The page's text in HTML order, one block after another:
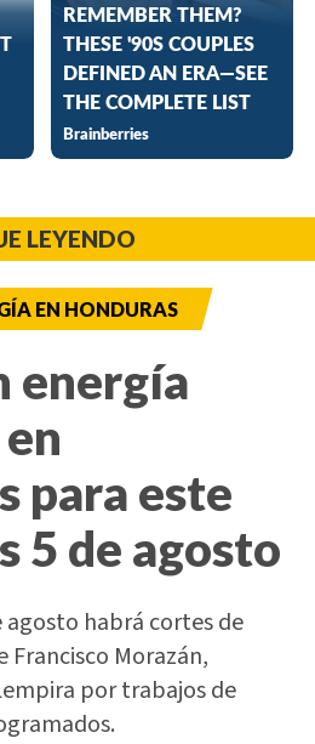
LEYENDO
EN HONDURAS
energía
para este
5 de agosto
agosto habrá cortes de
Francisco Morazán,
por trabajos de